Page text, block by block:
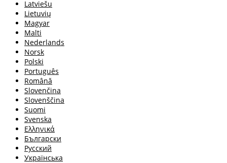
Latviešu
Lietuvių
Magyar
Malti
Nederlands
Norsk
Polski
Português
Română
Slovenčina
Slovenščina
Suomi
Svenska
Ελληνικά
Български
Русский
Українська